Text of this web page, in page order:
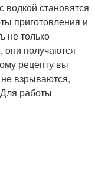
водкой становятся
приготовления и
не только
получаются
рецепту вы
не взрываются,
Для работы